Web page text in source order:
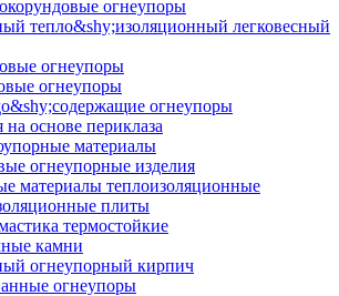
огнеупоры
тепло&shy;изоляционный легковесный
огнеупоры
огнеупоры
огнеупоры
на основе периклаза
материалы
огнеупорные изделия
материалы теплоизоляционные
плиты
термостойкие
камни
огнеупорный кирпич
огнеупоры